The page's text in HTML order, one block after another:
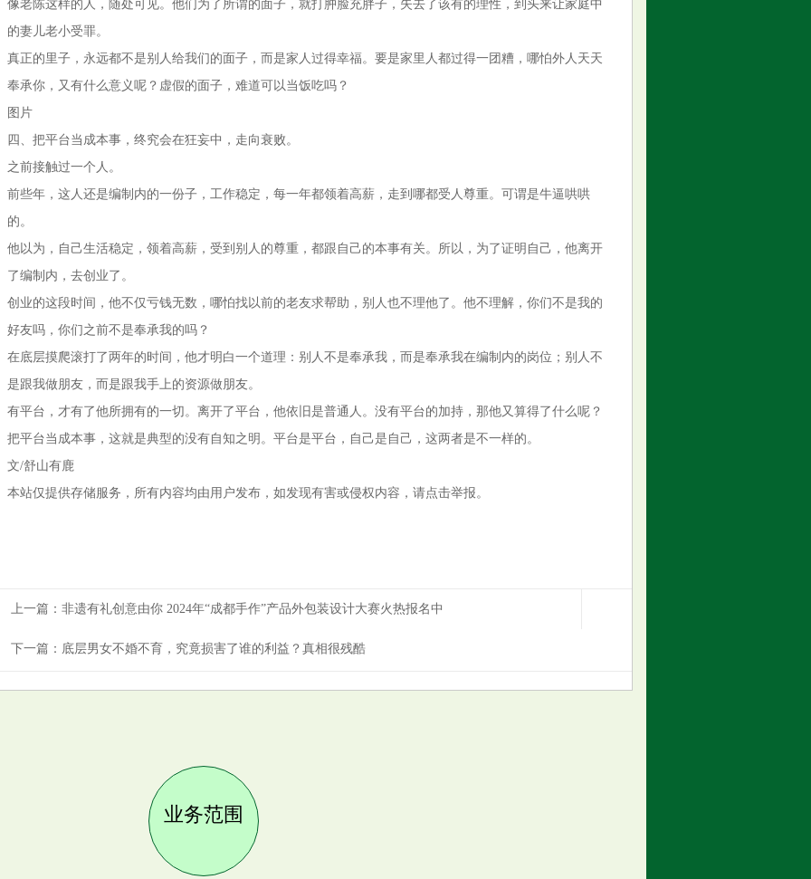
像老陈这样的人，随处可见。他们为了所谓的面子，就打肿脸充胖子，失去了该有的理性，到头来让家庭中
的妻儿老小受罪。
真正的里子，永远都不是别人给我们的面子，而是家人过得幸福。要是家里人都过得一团糟，哪怕外人天天
奉承你，又有什么意义呢？虚假的面子，难道可以当饭吃吗？
图片
四、把平台当成本事，终究会在狂妄中，走向衰败。
之前接触过一个人。
前些年，这人还是编制内的一份子，工作稳定，每一年都领着高薪，走到哪都受人尊重。可谓是牛逼哄哄
的。
他以为，自己生活稳定，领着高薪，受到别人的尊重，都跟自己的本事有关。所以，为了证明自己，他离开
了编制内，去创业了。
创业的这段时间，他不仅亏钱无数，哪怕找以前的老友求帮助，别人也不理他了。他不理解，你们不是我的
好友吗，你们之前不是奉承我的吗？
在底层摸爬滚打了两年的时间，他才明白一个道理：别人不是奉承我，而是奉承我在编制内的岗位；别人不
是跟我做朋友，而是跟我手上的资源做朋友。
有平台，才有了他所拥有的一切。离开了平台，他依旧是普通人。没有平台的加持，那他又算得了什么呢？
把平台当成本事，这就是典型的没有自知之明。平台是平台，自己是自己，这两者是不一样的。
文/舒山有鹿
本站仅提供存储服务，所有内容均由用户发布，如发现有害或侵权内容，请点击举报。
上一篇： 非遗有礼创意由你 2024年“成都手作”产品外包装设计大赛火热报名中
下一篇： 底层男女不婚不育，究竟损害了谁的利益？真相很残酷
业务范围